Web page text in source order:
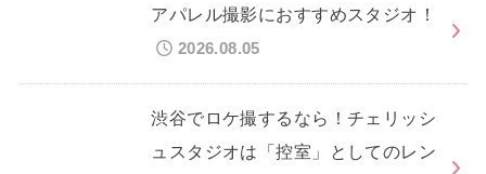
アパレル撮影におすすめスタジオ！
2026.08.05
渋谷でロケ撮するなら！チェリッシ
ュスタジオは「控室」としてのレン